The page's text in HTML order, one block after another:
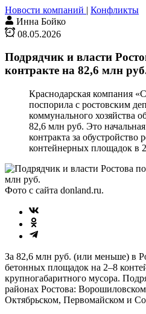
Новости компаний | Конфликты
Инна Бойко
08.05.2026
Подрядчик и власти
контракте на 82,6 млн
Краснодарская компания
поспорила с ростовским
коммунального хозяйства
82,6 млн руб. Это
контракта за обустройство
контейнерных площадок в
Фото с сайта donland.ru.
За 82,6 млн руб. (или меньше) в
бетонных площадок на 2–8
крупногабаритного мусора.
районах Ростова:
Октябрьском, Первомайском и